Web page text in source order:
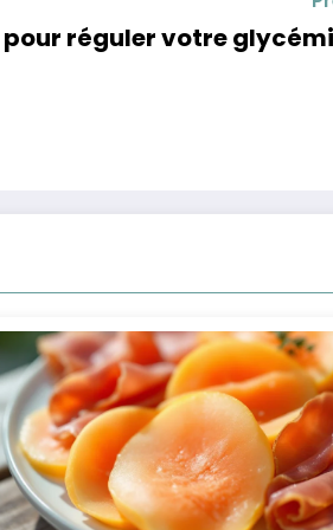
réguler votre